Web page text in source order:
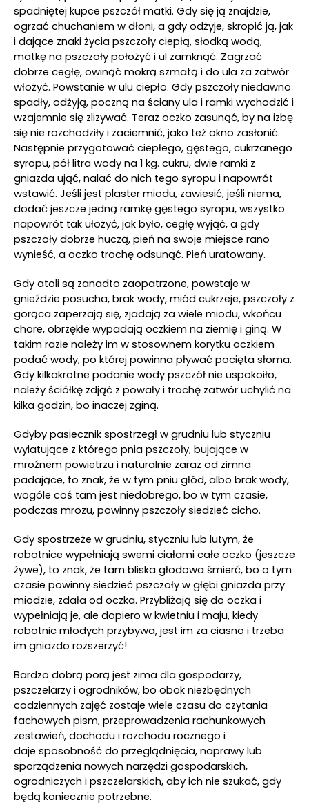
spadniętej kupce pszczół matki. Gdy się ją znajdzie,
ogrzać chuchaniem w dłoni, a gdy odżyje, skropić ją, jak
i dające znaki życia pszczoły ciepłą, słodką wodą,
matkę na pszczoły położyć i ul zamknąć. Zagrzać
dobrze cegłę, owinąć mokrą szmatą i do ula za zatwór
włożyć. Powstanie w ulu ciepło. Gdy pszczoły niedawno
spadły, odżyją, poczną na ściany ula i ramki wychodzić i
wzajemnie się zlizywać. Teraz oczko zasunąć, by na izbę
się nie rozchodziły i zaciemnić, jako też okno zasłonić.
Następnie przygotować ciepłego, gęstego, cukrzanego
syropu, pół litra wody na 1 kg. cukru, dwie ramki z
gniazda ująć, nalać do nich tego syropu i napowrót
wstawić. Jeśli jest plaster miodu, zawiesić, jeśli niema,
dodać jeszcze jedną ramkę gęstego syropu, wszystko
napowrót tak ułożyć, jak było, cegłę wyjąć, a gdy
pszczoły dobrze huczą, pień na swoje miejsce rano
wynieść, a oczko trochę odsunąć. Pień uratowany.
Gdy atoli są zanadto zaopatrzone, powstaje w
gnieździe posucha, brak wody, miód cukrzeje, pszczoły z
gorąca zaperzają się, zjadają za wiele miodu, wkońcu
chore, obrzękłe wypadają oczkiem na ziemię i giną. W
takim razie należy im w stosownem korytku oczkiem
podać wody, po której powinna pływać pocięta słoma.
Gdy kilkakrotne podanie wody pszczół nie uspokoiło,
należy ściółkę zdjąć z powały i trochę zatwór uchylić na
kilka godzin, bo inaczej zginą.
Gdyby pasiecznik spostrzegł w grudniu lub styczniu
wylatujące z którego pnia pszczoły, bujające w
mroźnem powietrzu i naturalnie zaraz od zimna
padające, to znak, że w tym pniu głód, albo brak wody,
wogóle coś tam jest niedobrego, bo w tym czasie,
podczas mrozu, powinny pszczoły siedzieć cicho.
Gdy spostrzeże w grudniu, styczniu lub lutym, że
robotnice wypełniają swemi ciałami całe oczko (jeszcze
żywe), to znak, że tam bliska głodowa śmierć, bo o tym
czasie powinny siedzieć pszczoły w głębi gniazda przy
miodzie, zdała od oczka. Przybliżają się do oczka i
wypełniają je, ale dopiero w kwietniu i maju, kiedy
robotnic młodych przybywa, jest im za ciasno i trzeba
im gniazdo rozszerzyć!
Bardzo dobrą porą jest zima dla gospodarzy,
pszczelarzy i ogrodników, bo obok niezbędnych
codziennych zajęć zostaje wiele czasu do czytania
fachowych pism, przeprowadzenia rachunkowych
zestawień, dochodu i rozchodu rocznego i
daje sposobność do przeglądnięcia, naprawy lub
sporządzenia nowych narzędzi gospodarskich,
ogrodniczych i pszczelarskich, aby ich nie szukać, gdy
będą koniecznie potrzebne.